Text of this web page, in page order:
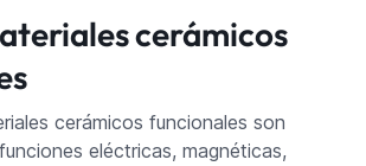
cerámicos
cerámicos funcionales son
eléctricas, magnéticas,